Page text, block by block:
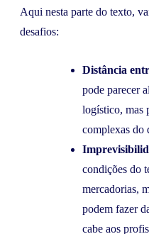
Aqui nesta parte do texto,
desafios:
Distância
pode parecer
logístico, mas
complexas do
condições do
mercadorias,
podem fazer
cabe aos